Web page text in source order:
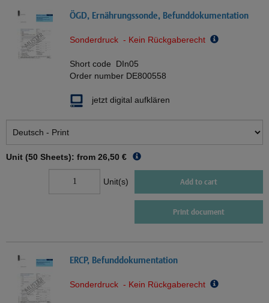
ÖGD, Ernährungssonde, Befunddokumentation
Sonderdruck - Kein Rückgaberecht
Short code DIn05
Order number DE800558
jetzt digital aufklären
Unit (50 Sheets): from 26,50 €
Unit(s) Add to cart
Print document
ERCP, Befunddokumentation
Sonderdruck - Kein Rückgaberecht